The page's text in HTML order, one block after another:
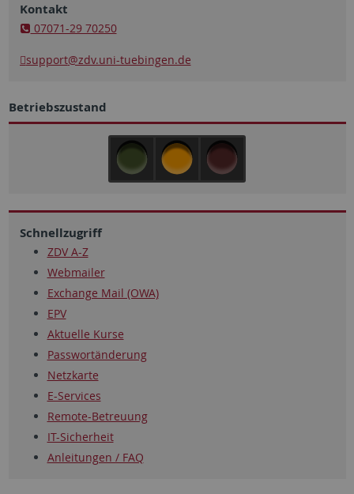
Kontakt
07071-29 70250
support@zdv.uni-tuebingen.de
Betriebszustand
Schnellzugriff
ZDV A-Z
Webmailer
Exchange Mail (OWA)
EPV
Aktuelle Kurse
Passwortänderung
Netzkarte
E-Services
Remote-Betreuung
IT-Sicherheit
Anleitungen / FAQ